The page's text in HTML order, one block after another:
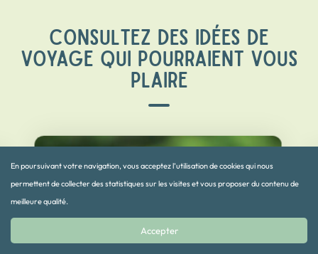
CONSULTEZ DES IDÉES DE
VOYAGE QUI POURRAIENT VOUS
PLAIRE
En poursuivant votre navigation, vous acceptez l’utilisation de cookies qui nous
permettent de collecter des statistiques sur les visites et vous proposer du contenu de
meilleure qualité.
Accepter